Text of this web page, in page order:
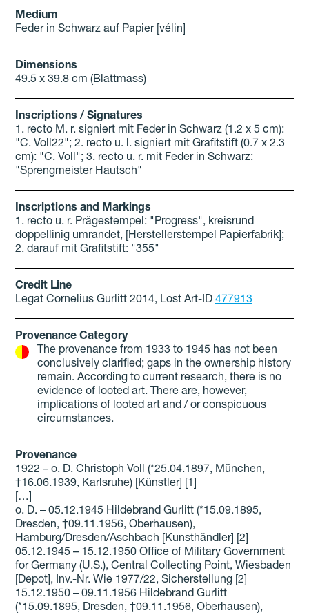
Medium
Feder in Schwarz auf Papier [vélin]
Dimensions
49.5 x 39.8 cm (Blattmass)
Inscriptions / Signatures
1. recto M. r. signiert mit Feder in Schwarz (1.2 x 5 cm):
"C. Voll22"; 2. recto u. l. signiert mit Grafitstift (0.7 x 2.3
cm): "C. Voll"; 3. recto u. r. mit Feder in Schwarz:
"Sprengmeister Hautsch"
Inscriptions and Markings
1. recto u. r. Prägestempel: "Progress", kreisrund
doppellinig umrandet, [Herstellerstempel Papierfabrik];
2. darauf mit Grafitstift: "355"
Credit Line
Legat Cornelius Gurlitt 2014, Lost Art-ID 477913
Provenance Category
The provenance from 1933 to 1945 has not been
conclusively clarified; gaps in the ownership history
remain. According to current research, there is no
evidence of looted art. There are, however,
implications of looted art and / or conspicuous
circumstances.
Provenance
1922 – o. D. Christoph Voll (*25.04.1897, München,
†16.06.1939, Karlsruhe) [Künstler] [1]
[…]
o. D. – 05.12.1945 Hildebrand Gurlitt (*15.09.1895,
Dresden, †09.11.1956, Oberhausen),
Hamburg/Dresden/Aschbach [Kunsthändler] [2]
05.12.1945 – 15.12.1950 Office of Military Government
for Germany (U.S.), Central Collecting Point, Wiesbaden
[Depot], Inv.-Nr. Wie 1977/22, Sicherstellung [2]
15.12.1950 – 09.11.1956 Hildebrand Gurlitt
(*15.09.1895, Dresden, †09.11.1956, Oberhausen),